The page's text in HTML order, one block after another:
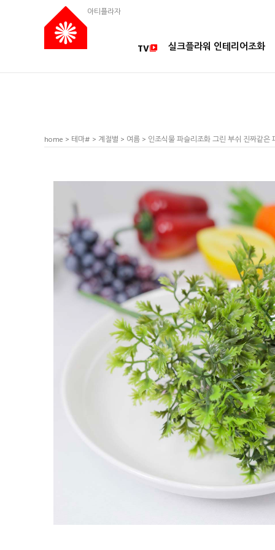
아티플라자
TV 실크플라워 인테리어조화
home > 테마# > 계절별 > 여름 > 인조식물 파슬리조화 그린 부쉬 진짜같은